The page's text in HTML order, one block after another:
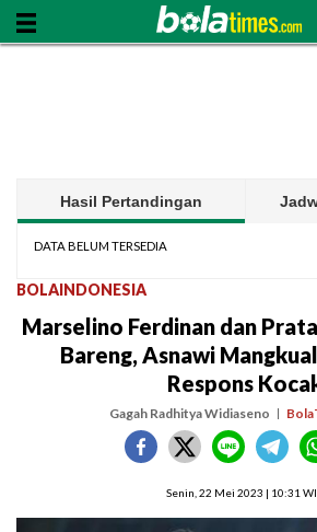
Hasil Pertandingan
DATA BELUM TERSEDIA
BOLAINDONESIA
Marselino Ferdinan dan
Bareng, Asnawi
Respons
Gagah Radhitya Widiaseno
Senin, 22 Mei 2023 | 10:31